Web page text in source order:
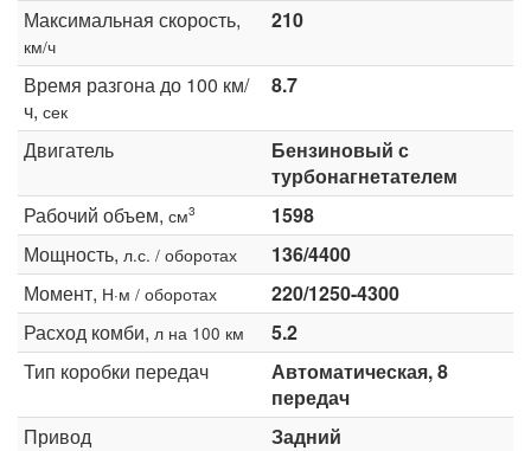
Максимальная скорость,
км/ч
210
Время разгона до 100 км/
ч, сек
8.7
Двигатель
Бензиновый с
турбонагнетателем
Рабочий объем, см3
1598
Мощность, л.с. / оборотах
136/4400
Момент, Н·м / оборотах
220/1250-4300
Расход комби, л на 100 км
5.2
Тип коробки передач
Автоматическая, 8
передач
Привод
Задний